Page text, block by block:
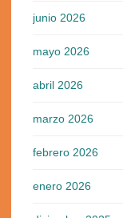
junio 2026
mayo 2026
abril 2026
marzo 2026
febrero 2026
enero 2026